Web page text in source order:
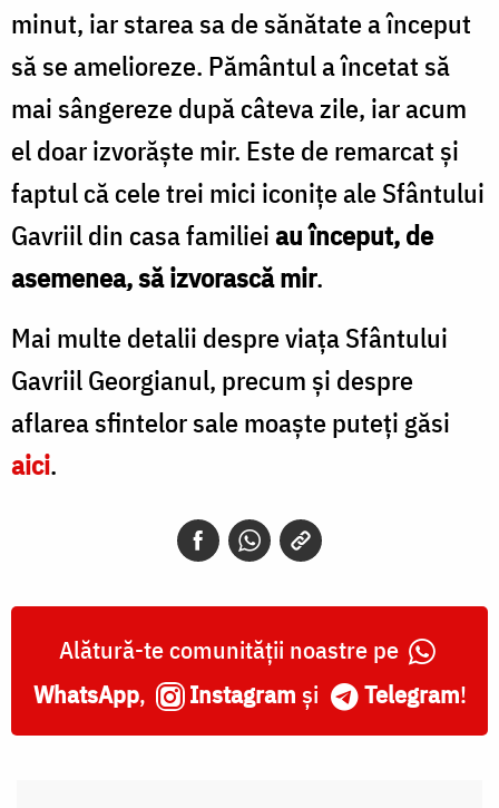
minut, iar starea sa de sănătate a început
să se amelioreze. Pământul a încetat să
mai sângereze după câteva zile, iar acum
el doar izvorăște mir. Este de remarcat și
faptul că cele trei mici iconițe ale Sfântului
Gavriil din casa familieiau început, de
asemenea, să izvorască mir.
Mai multe detalii despre viața Sfântului
Gavriil Georgianul, precum și despre
aflarea sfintelor sale moaște puteți găsi
aici.
Alătură-te comunității noastre pe
WhatsApp, Instagram și Telegram!